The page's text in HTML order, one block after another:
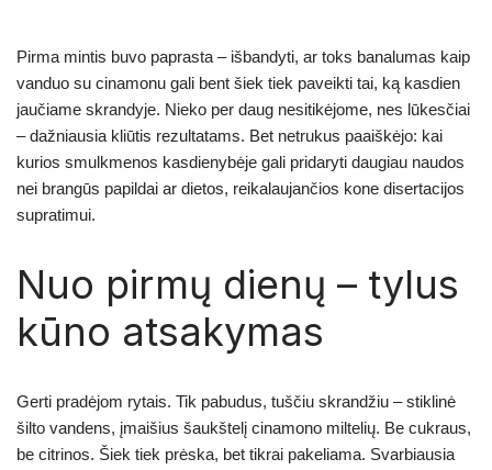
Pirma mintis buvo paprasta – išbandyti, ar toks banalumas kaip
vanduo su cinamonu gali bent šiek tiek paveikti tai, ką kasdien
jaučiame skrandyje. Nieko per daug nesitikėjome, nes lūkesčiai
– dažniausia kliūtis rezultatams. Bet netrukus paaiškėjo: kai
kurios smulkmenos kasdienybėje gali pridaryti daugiau naudos
nei brangūs papildai ar dietos, reikalaujančios kone disertacijos
supratimui.
Nuo pirmų dienų – tylus
kūno atsakymas
Gerti pradėjom rytais. Tik pabudus, tuščiu skrandžiu – stiklinė
šilto vandens, įmaišius šaukštelį cinamono miltelių. Be cukraus,
be citrinos. Šiek tiek prėska, bet tikrai pakeliama. Svarbiausia